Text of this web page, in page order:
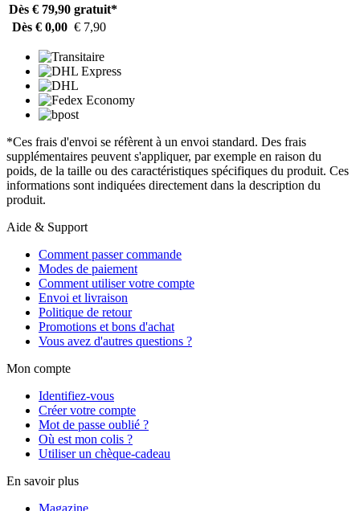
Dès € 79,90 gratuit*
Dès € 0,00 € 7,90
*Ces frais d'envoi se réfèrent à un envoi standard. Des frais
supplémentaires peuvent s'appliquer, par exemple en raison du
poids, de la taille ou des caractéristiques spécifiques du produit. Ces
informations sont indiquées directement dans la description du
produit.
Aide & Support
Comment passer commande
Modes de paiement
Comment utiliser votre compte
Envoi et livraison
Politique de retour
Promotions et bons d'achat
Vous avez d'autres questions ?
Mon compte
Identifiez-vous
Créer votre compte
Mot de passe oublié ?
Où est mon colis ?
Utiliser un chèque-cadeau
En savoir plus